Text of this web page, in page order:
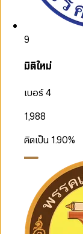
9
มิติใหม่
เบอร์ 4
1,988
คิดเป็น 1.90%